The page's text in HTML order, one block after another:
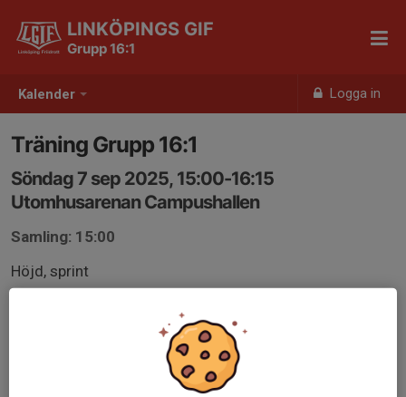
Kalender Logga in
LINKÖPINGS GIF
Grupp 16:1
Träning Grupp 16:1
Söndag 7 sep 2025, 15:00-16:15
Utomhusarenan Campushallen
Samling: 15:00
Höjd, sprint